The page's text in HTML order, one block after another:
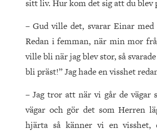
sitt liv. Hur kom det sig att du blev
– Gud ville det, svarar Einar med
Redan i femman, när min mor
ville bli när jag blev stor, så svarade
bli präst!” Jag hade en visshet
– Jag tror att när vi går de vägar
vägar och gör det som Herren
hjärta så känner vi en visshet,